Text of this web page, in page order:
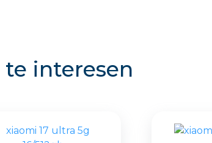
interesen